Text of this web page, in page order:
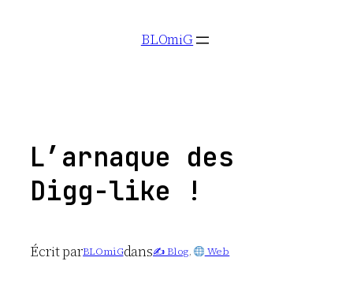
BLOmiG
L’arnaque des
Digg-like !
Écrit parBLOmiGdans✍️ Blog, Web